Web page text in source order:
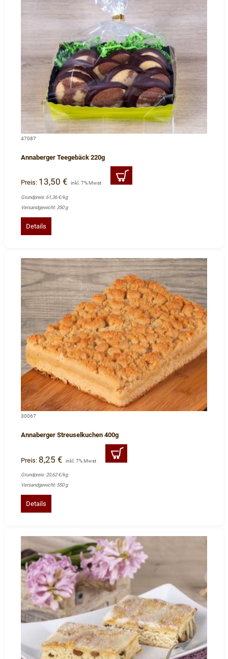
47087
Annaberger Teegebäck 220g
Preis: 13,50 € inkl. 7% Mwst
Grundpreis: 61,36 €/kg
Versandgewicht: 350 g
Details
30067
Annaberger Streuselkuchen 400g
Preis: 8,25 € inkl. 7% Mwst
Grundpreis: 20,62 €/kg
Versandgewicht: 550 g
Details